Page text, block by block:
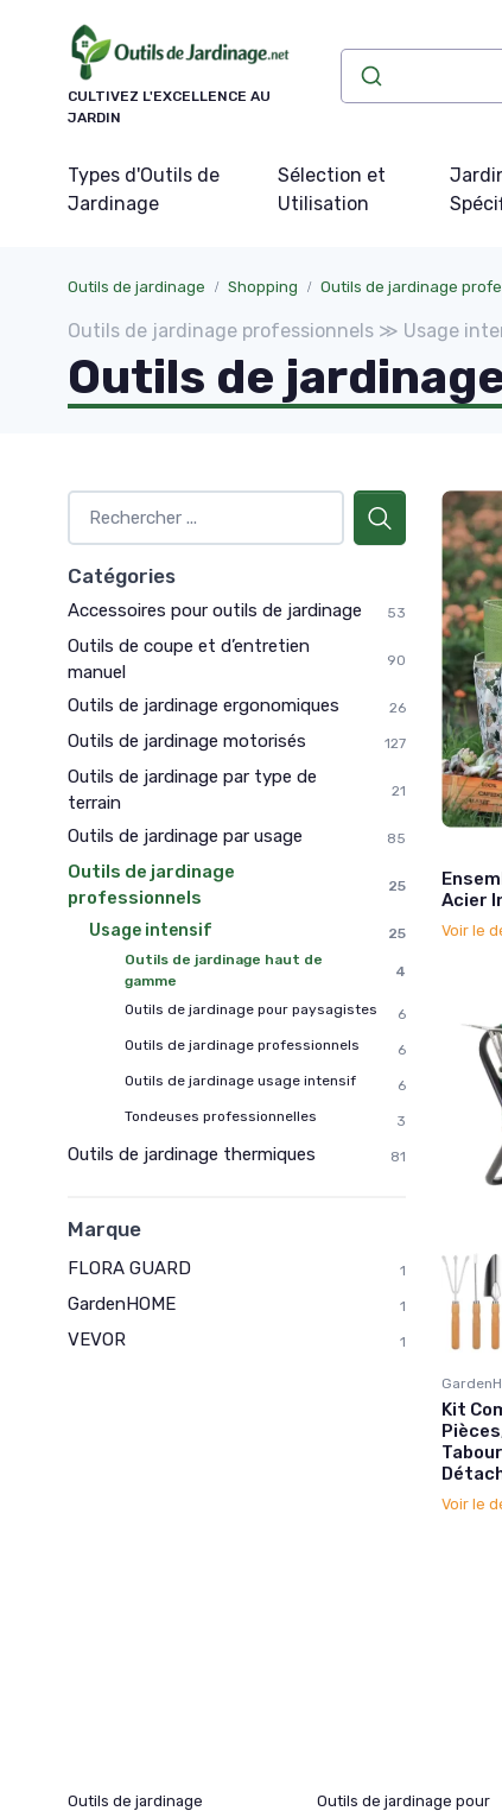
CULTIVEZ L'EXCELLENCE AU
JARDIN
Types d'Outils de
Jardinage
Sélection et
Utilisation
Outils de jardinage Shopping Outils de jardinage
Outils de jardinage professionnels ≫ Usage
Outils de
Catégories
Accessoires pour outils de jardinage 53
Outils de coupe et d’entretien
manuel
90
Outils de jardinage ergonomiques 26
Outils de jardinage motorisés 127
Outils de jardinage par type de
terrain
21
Outils de jardinage par usage 85
Outils de jardinage
professionnels
25
Usage intensif
25
Outils de jardinage haut de
gamme
4
Outils de jardinage pour paysagistes
6
Outils de jardinage professionnels
6
Outils de jardinage usage intensif
6
Tondeuses professionnelles
3
Outils de jardinage thermiques 81
Marque
FLORA GUARD 1
GardenHOME 1
VEVOR 1
Acier
Voir le
Kit
Voir le
Outils de jardinage
Outils de jardinage pour